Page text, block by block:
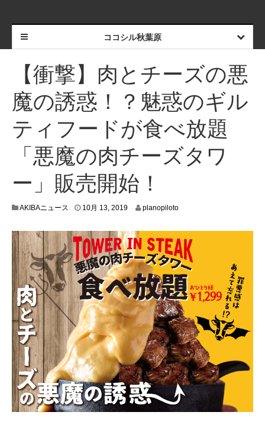
ココシル秋葉原
【衝撃】肉とチーズの悪
魔の誘惑！？魅惑のギル
ティフードが食べ放題
「悪魔の肉チーズタワ
ー」販売開始！
AKIBAニュース 10月 13, 20191
2
,
2
0
1
9
planopiloto